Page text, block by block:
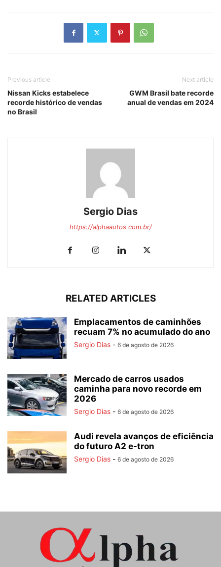
Previous article
Nissan Kicks estabelece
recorde histórico de vendas
no Brasil
Next article
GWM Brasil bate recorde
anual de vendas em 2024
Sergio Dias
https://alphaautos.com.br/
RELATED ARTICLES
Emplacamentos de caminhões
recuam 7% no acumulado do ano
Sergio Dias - 6 de agosto de 2026
Mercado de carros usados
caminha para novo recorde em
2026
Sergio Dias - 6 de agosto de 2026
Audi revela avanços de eficiência
do futuro A2 e-tron
Sergio Dias - 6 de agosto de 2026